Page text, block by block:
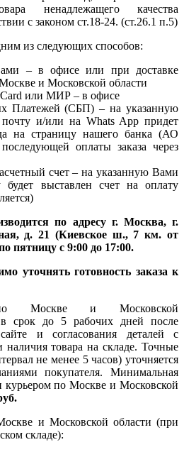
ненадлежащего качества
с законом ст.18-24. (ст.26.1 п.5)
из следующих способов:
– в офисе или при доставке
и Московской области
или МИР – в офисе
Платежей (СБП) – на указанную
и/или на Whats App придет
на страницу нашего банка (АО
оплаты заказа через
счет – на указанную Вами
будет выставлен счет на оплату
по адресу г. Москва, г.
д. 21 (Киевское ш., 7 км. от
пятницу с 9:00 до 17:00.
уточнять готовность заказа к
Москве и Московской
в срок до 5 рабочих дней после
и согласования деталей с
товара на складе. Точные
не менее 5 часов) уточняется
покупателя. Минимальная
курьером по Москве и Московской
и Московской области (при
складе):